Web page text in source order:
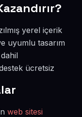
yerel içerik
uyumlu tasarım
ücretsiz
web sitesi